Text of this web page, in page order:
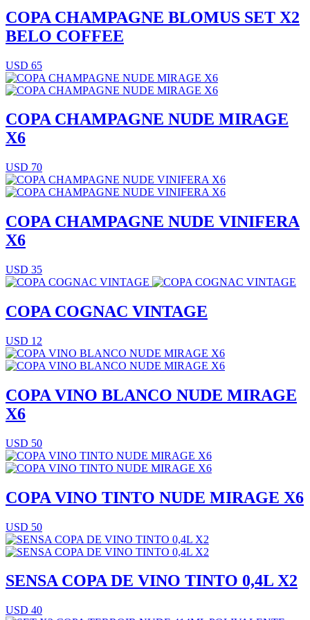
COPA CHAMPAGNE BLOMUS SET X2
BELO COFFEE
USD 65
COPA CHAMPAGNE NUDE MIRAGE
X6
USD 70
COPA CHAMPAGNE NUDE VINIFERA
X6
USD 35
COPA COGNAC VINTAGE
USD 12
COPA VINO BLANCO NUDE MIRAGE
X6
USD 50
COPA VINO TINTO NUDE MIRAGE X6
USD 50
SENSA COPA DE VINO TINTO 0,4L X2
USD 40